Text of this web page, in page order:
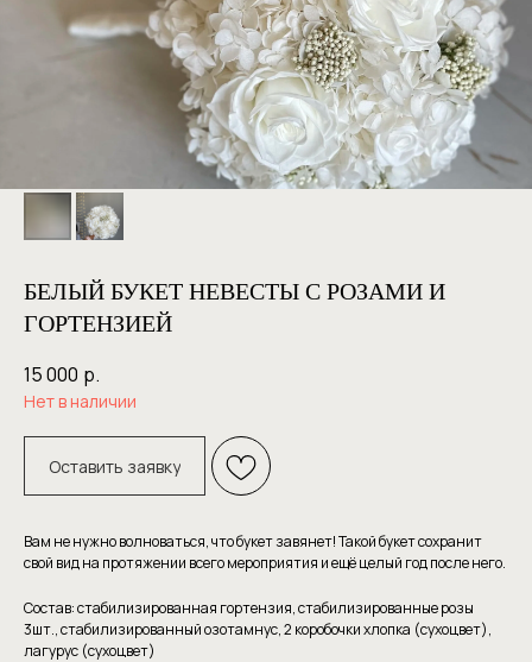
БЕЛЫЙ БУКЕТ НЕВЕСТЫ С РОЗАМИ И
ГОРТЕНЗИЕЙ
15 000 р.
Нет в наличии
Оставить заявку
Вам не нужно волноваться, что букет завянет! Такой букет сохранит
свой вид на протяжении всего мероприятия и ещё целый год после него.
Состав: стабилизированная гортензия, стабилизированные розы
3шт., стабилизированный озотамнус, 2 коробочки хлопка (сухоцвет),
лагурус (сухоцвет)